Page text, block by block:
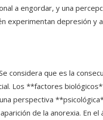
a engordar, y una
experimentan depresión y
considera que es la
Los **factores
perspectiva
de la anorexia. En el